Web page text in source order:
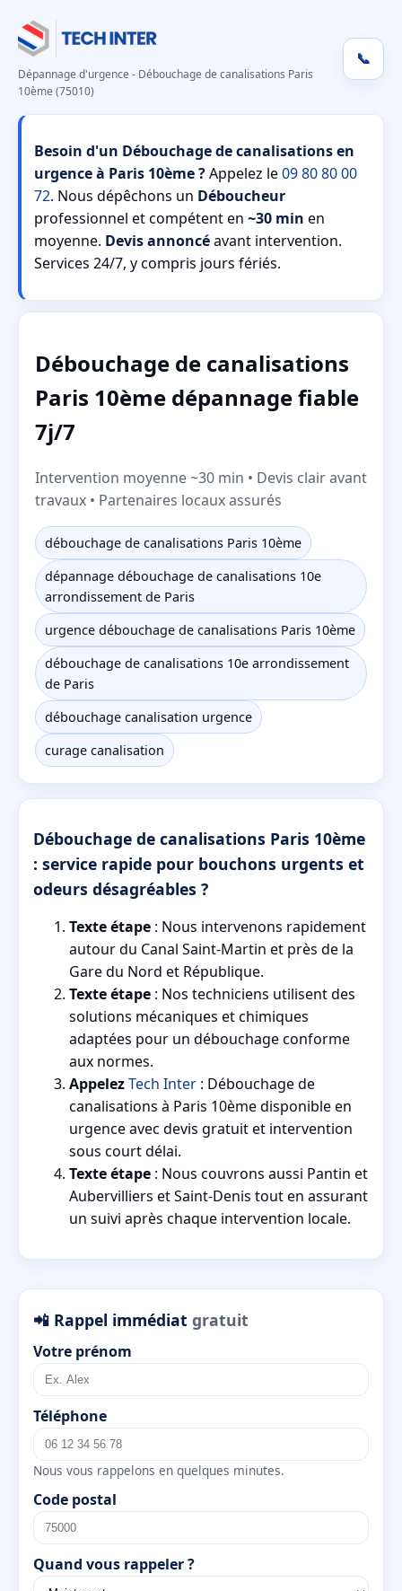
Dépannage d'urgence - Débouchage de canalisations Paris
10ème (75010)
📞
Besoin d'un Débouchage de canalisations en
urgence à Paris 10ème ?Appelez le09 80 80 00
72. Nous dépêchons un Déboucheur
professionnel et compétent en ~30 min en
moyenne. Devis annoncéavant intervention.
Services 24/7, y compris jours fériés.
Débouchage de canalisations
Paris 10ème dépannage fiable
7j/7
Intervention moyenne ~30 min • Devis clair avant
travaux • Partenaires locaux assurés
débouchage de canalisations Paris 10ème
dépannage débouchage de canalisations 10e
arrondissement de Paris
urgence débouchage de canalisations Paris 10ème
débouchage de canalisations 10e arrondissement
de Paris
débouchage canalisation urgence
curage canalisation
Débouchage de canalisations Paris 10ème
: service rapide pour bouchons urgents et
odeurs désagréables ?
Texte étape : Nous intervenons rapidement
autour du Canal Saint-Martin et près de la
Gare du Nord et République.
Texte étape : Nos techniciens utilisent des
solutions mécaniques et chimiques
adaptées pour un débouchage conforme
aux normes.
AppelezTech Inter : Débouchage de
canalisations à Paris 10ème disponible en
urgence avec devis gratuit et intervention
sous court délai.
Texte étape : Nous couvrons aussi Pantin et
Aubervilliers et Saint-Denis tout en assurant
un suivi après chaque intervention locale.
📲 Rappel immédiat gratuit
Votre prénom
Téléphone
Nous vous rappelons en quelques minutes.
Code postal
Quand vous rappeler ?